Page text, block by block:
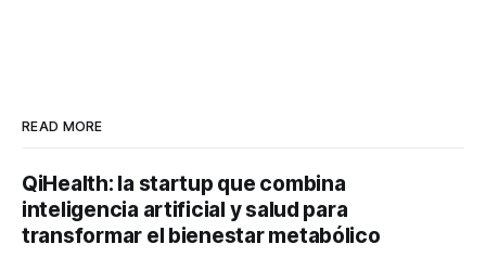
READ MORE
QiHealth: la startup que combina
inteligencia artificial y salud para
transformar el bienestar metabólico